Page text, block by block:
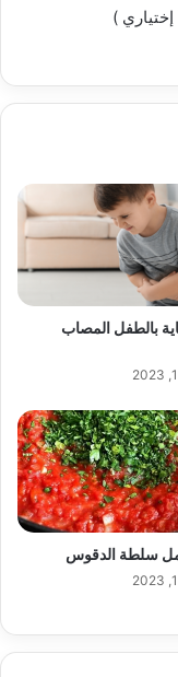
)
بالطفل المصاب
سلطة الدقوس